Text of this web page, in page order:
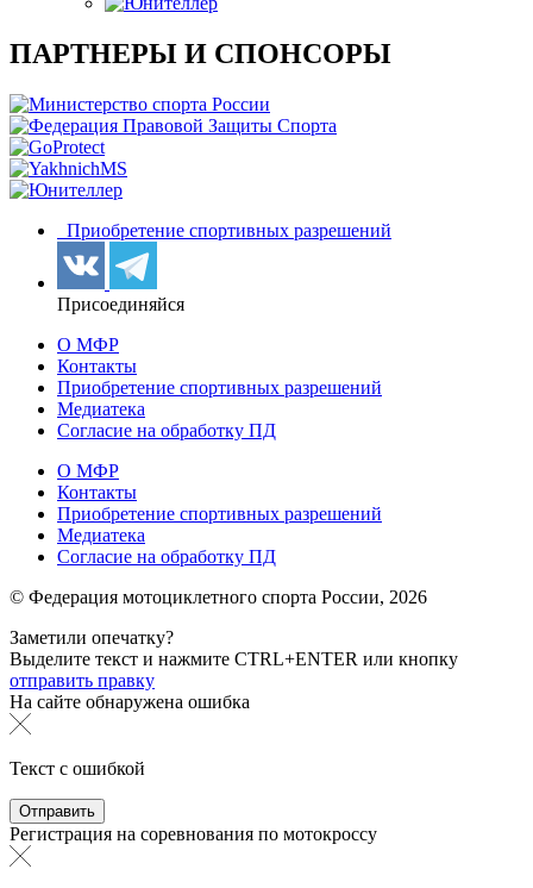
ПАРТНЕРЫ И СПОНСОРЫ
Приобретение спортивных разрешений
Присоединяйся
О МФР
Контакты
Приобретение спортивных разрешений
Медиатека
Согласие на обработку ПД
О МФР
Контакты
Приобретение спортивных разрешений
Медиатека
Согласие на обработку ПД
© Федерация мотоциклетного спорта России, 2026
Заметили опечатку?
Выделите текст и нажмите CTRL+ENTER или кнопку
отправить правку
На сайте обнаружена ошибка
Текст с ошибкой
Регистрация на соревнования по мотокроссу